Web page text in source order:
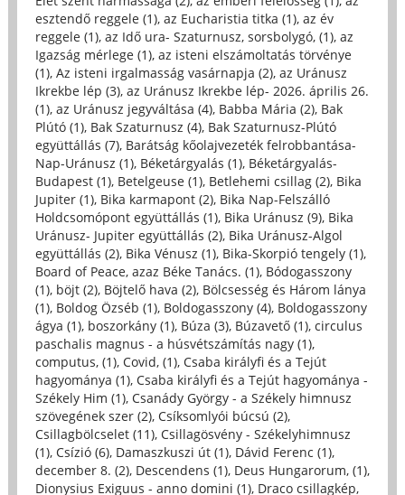
esztendő reggele (1), az Eucharistia titka (1), az év
reggele (1), az Idő ura- Szaturnusz, sorsbolygó, (1), az
Igazság mérlege (1), az isteni elszámoltatás törvénye
(1), Az isteni irgalmasság vasárnapja (2), az Uránusz
Ikrekbe lép (3), az Uránusz Ikrekbe lép- 2026. április 26.
(1), az Uránusz jegyváltása (4), Babba Mária (2), Bak
Plútó (1), Bak Szaturnusz (4), Bak Szaturnusz-Plútó
együttállás (7), Barátság kőolajvezeték felrobbantása-
Nap-Uránusz (1), Béketárgyalás (1), Béketárgyalás-
Budapest (1), Betelgeuse (1), Betlehemi csillag (2), Bika
Jupiter (1), Bika karmapont (2), Bika Nap-Felszálló
Holdcsomópont együttállás (1), Bika Uránusz (9), Bika
Uránusz- Jupiter együttállás (2), Bika Uránusz-Algol
együttállás (2), Bika Vénusz (1), Bika-Skorpió tengely (1),
Board of Peace, azaz Béke Tanács. (1), Bódogasszony
(1), böjt (2), Böjtelő hava (2), Bölcsesség és Három lánya
(1), Boldog Özséb (1), Boldogasszony (4), Boldogasszony
ágya (1), boszorkány (1), Búza (3), Búzavető (1), circulus
paschalis magnus - a húsvétszámítás nagy (1),
computus, (1), Covid, (1), Csaba királyfi és a Tejút
hagyománya (1), Csaba királyfi és a Tejút hagyománya -
Székely Him (1), Csanády György - a Székely himnusz
szövegének szer (2), Csíksomlyói búcsú (2),
Csillagbölcselet (11), Csillagösvény - Székelyhimnusz
(1), Csízió (6), Damaszkuszi út (1), Dávid Ferenc (1),
december 8. (2), Descendens (1), Deus Hungarorum, (1),
Dionysius Exiguus - anno domini (1), Draco csillagkép,